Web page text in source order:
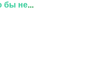
бы не...